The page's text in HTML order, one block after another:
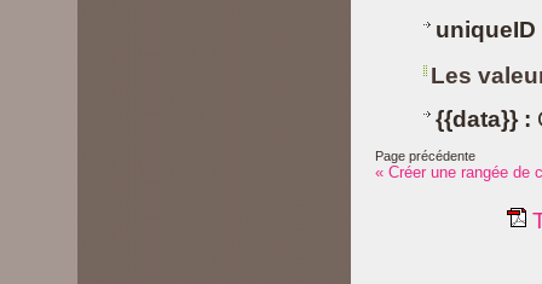
Les
{{data}} :
Page précédente
« Créer une rangée de